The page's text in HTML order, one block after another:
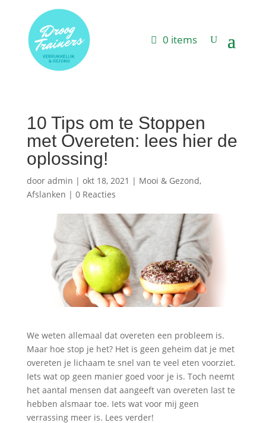
0 items
10 Tips om te Stoppen
met Overeten: lees hier de
oplossing!
door admin | okt 18, 2021 | Mooi & Gezond,
Afslanken | 0 Reacties
We weten allemaal dat overeten een probleem is.
Maar hoe stop je het? Het is geen geheim dat je met
overeten je lichaam te snel van te veel eten voorziet.
Iets wat op geen manier goed voor je is. Toch neemt
het aantal mensen dat aangeeft van overeten last te
hebben alsmaar toe. Iets wat voor mij geen
verrassing meer is. Lees verder!